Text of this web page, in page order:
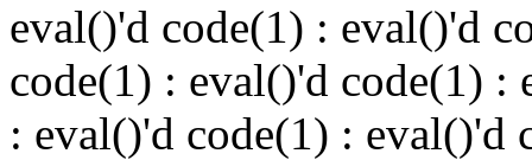
eval()'d code(1) : eval()'d
code(1) : eval()'d code(1) :
: eval()'d code(1) : eval()'d